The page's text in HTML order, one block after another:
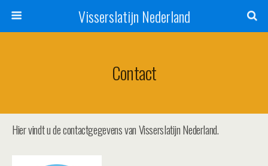
Visserslatijn Nederland
Contact
Hier vindt u de contactgegevens van Visserslatijn Nederland.